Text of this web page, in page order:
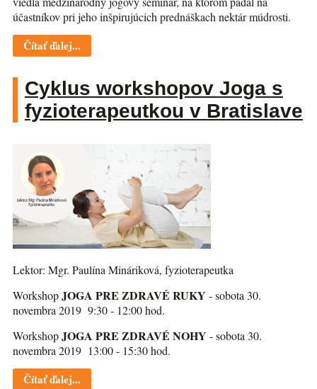
účastníkov pri jeho inšpirujúcich prednáškach nektár múdrosti.
Čítať ďalej...
Cyklus workshopov Joga s
fyzioterapeutkou v Bratislave
Lektor: Mgr. Paulína Mináriková, fyzioterapeutka
WorkshopJOGA PRE ZDRAVÉ RUKY - sobota 30.
novembra 2019 9:30 - 12:00 hod.
WorkshopJOGA PRE ZDRAVÉ NOHY - sobota 30.
novembra 2019 13:00 - 15:30 hod.
Čítať ďalej...